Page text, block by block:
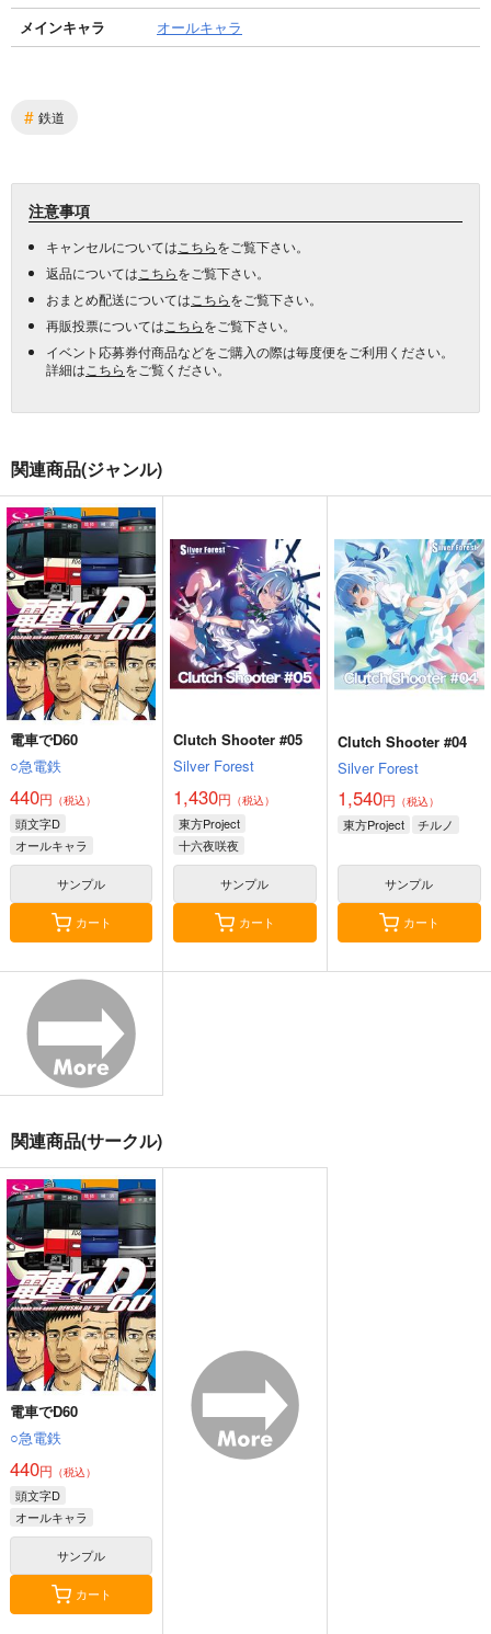
メインキャラ オールキャラ
# 鉄道
注意事項
キャンセルについては こちらをご覧下さい。
返品については こちらをご覧下さい。
おまとめ配送については こちらをご覧下さい。
再販投票については こちらをご覧下さい。
イベント応募券付商品などをご購入の際は毎度便をご利用ください。
詳細は こちらをご覧ください。
関連商品(ジャンル)
電車でD60
○急電鉄
440円 （税込）
頭文字D
オールキャラ
サンプル
カート
Clutch Shooter #05
Silver Forest
1,430円 （税込）
東方Project
十六夜咲夜
サンプル
カート
Clutch Shooter #04
Silver Forest
1,540円 （税込）
東方Project チルノ
サンプル
カート
関連商品(サークル)
電車でD60
○急電鉄
440円 （税込）
頭文字D
オールキャラ
サンプル
カート